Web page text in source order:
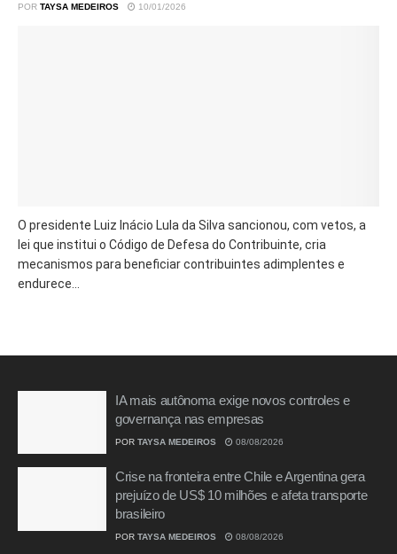
POR TAYSA MEDEIROS 10/01/2026
O presidente Luiz Inácio Lula da Silva sancionou, com vetos, a
lei que institui o Código de Defesa do Contribuinte, cria
mecanismos para beneficiar contribuintes adimplentes e
endurece...
IA mais autônoma exige novos controles e
governança nas empresas
POR TAYSA MEDEIROS 08/08/2026
Crise na fronteira entre Chile e Argentina gera
prejuízo de US$ 10 milhões e afeta transporte
brasileiro
POR TAYSA MEDEIROS 08/08/2026